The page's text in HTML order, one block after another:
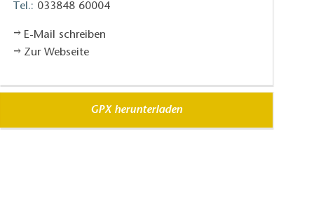
Tel.: 033848 60004
E-Mail schreiben
Zur Webseite
GPX herunterladen